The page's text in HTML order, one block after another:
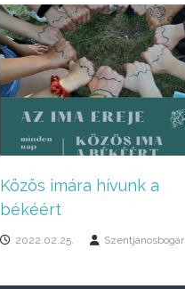
Közös imára hívunk a
békéért
2022.02.25. Szentjánosbogár